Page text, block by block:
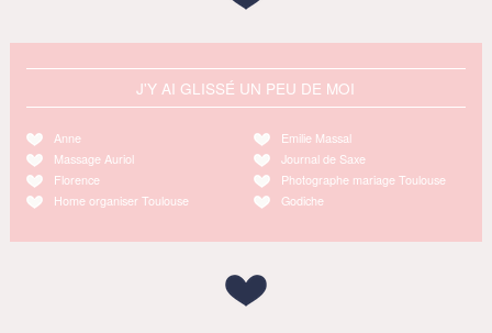
J'Y AI GLISSÉ UN PEU DE MOI
Anne
Massage Auriol
Florence
Home organiser Toulouse
Emilie Massal
Journal de Saxe
Photographe mariage Toulouse
Godiche